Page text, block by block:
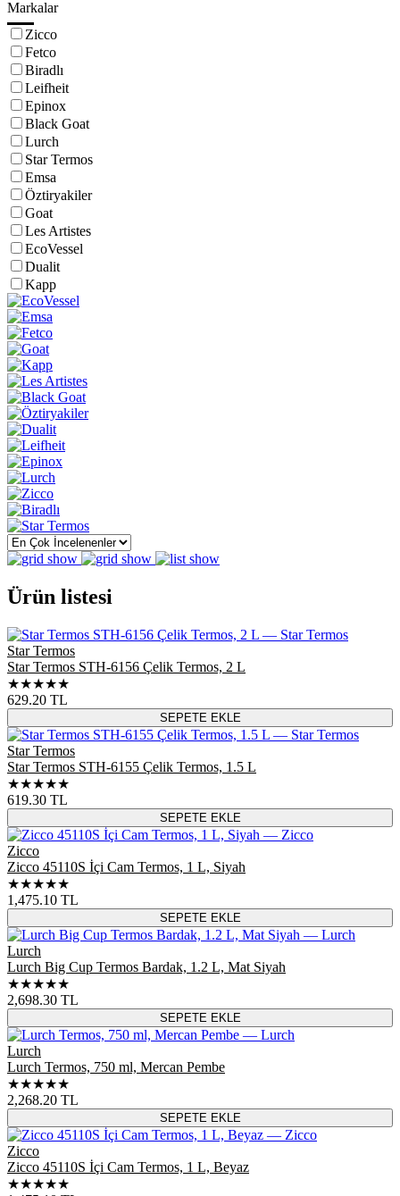
Markalar
Zicco
Fetco
Biradlı
Leifheit
Epinox
Black Goat
Lurch
Star Termos
Emsa
Öztiryakiler
Goat
Les Artistes
EcoVessel
Dualit
Kapp
Ürün listesi
Star Termos
Star Termos STH-6156 Çelik Termos, 2 L
★★★★★
629.20 TL
SEPETE EKLE
Star Termos
Star Termos STH-6155 Çelik Termos, 1.5 L
★★★★★
619.30 TL
SEPETE EKLE
Zicco
Zicco 45110S İçi Cam Termos, 1 L, Siyah
★★★★★
1,475.10 TL
SEPETE EKLE
Lurch
Lurch Big Cup Termos Bardak, 1.2 L, Mat Siyah
★★★★★
2,698.30 TL
SEPETE EKLE
Lurch
Lurch Termos, 750 ml, Mercan Pembe
★★★★★
2,268.20 TL
SEPETE EKLE
Zicco
Zicco 45110S İçi Cam Termos, 1 L, Beyaz
★★★★★